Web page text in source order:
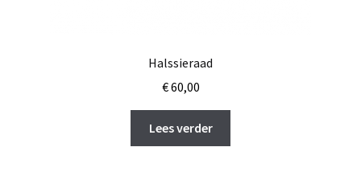
Halssieraad
€60,00
Lees verder